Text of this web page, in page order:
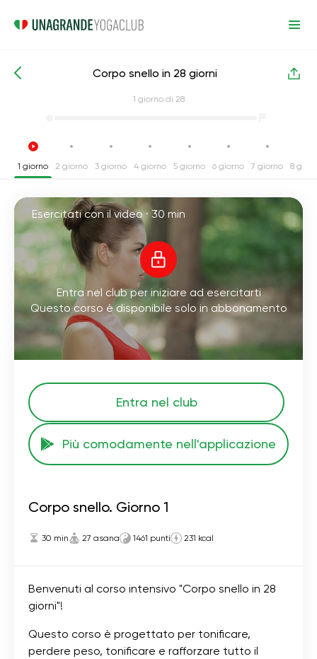
Corsi intensivi di yoga Perdita di peso
Corpo snello in 28 giorni
1 giorno di 28
1 giorno 2 giorno 3 giorno 4 giorno 5 giorno 6 giorno 7 giorno 8
Esercitati con il video · 30 min
Entra nel club per iniziare ad esercitarti
Questo corso è disponibile solo in abbonamento
Entra nel club
Più comodamente nell'applicazione
Corpo snello. Giorno 1
30 min 27 asana 1461 punti 231 kcal
Benvenuti al corso intensivo "Corpo snello in 28
giorni"!
Questo corso è progettato per tonificare,
perdere peso, tonificare e rafforzare tutto il